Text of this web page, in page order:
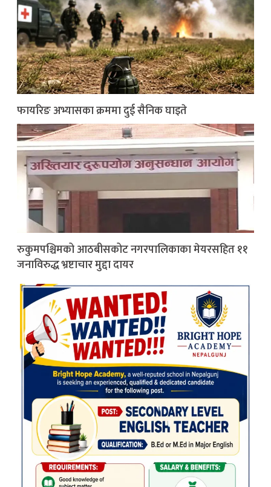
फायरिङ अभ्यासका क्रममा दुई सैनिक घाइते
रुकुमपश्चिमको आठबीसकोट नगरपालिकाका मेयरसहित ११
जनाविरुद्ध भ्रष्टाचार मुद्दा दायर